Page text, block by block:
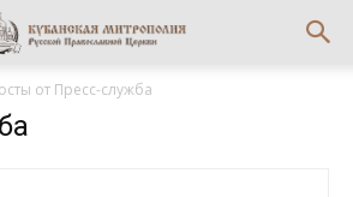
от Пресс-служба